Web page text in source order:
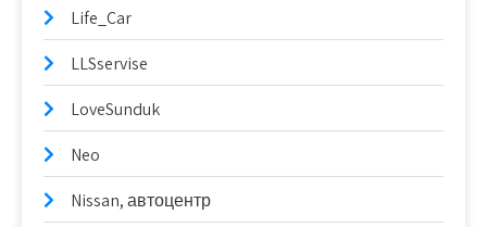
Life_Car
LLSservise
LoveSunduk
Neo
Nissan, автоцентр